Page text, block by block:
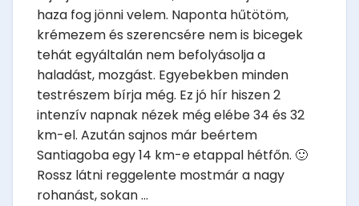
haza fog jönni velem. Naponta hűtötöm,
krémezem és szerencsére nem is bicegek
tehát egyáltalán nem befolyásolja a
haladást, mozgást. Egyebekben minden
testrészem bírja még. Ez jó hír hiszen 2
intenzív napnak nézek még elébe 34 és 32
km-el. Azután sajnos már beértem
Santiagoba egy 14 km-e etappal hétfőn. 🙂
Rossz látni reggelente mostmár a nagy
rohanást, sokan ...